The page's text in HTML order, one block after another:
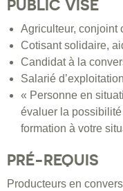
PUBLIC VISÉ
Agriculteur, conjoint
Cotisant solidaire,
Candidat à la
Salarié d’exploitation
« Personne en
évaluer la
formation à votre
PRÉ-REQUIS
Producteurs en